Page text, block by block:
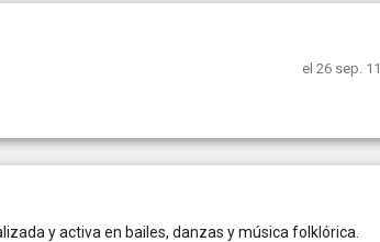
el 26 sep. 11
y activa en bailes, danzas y música folklórica.